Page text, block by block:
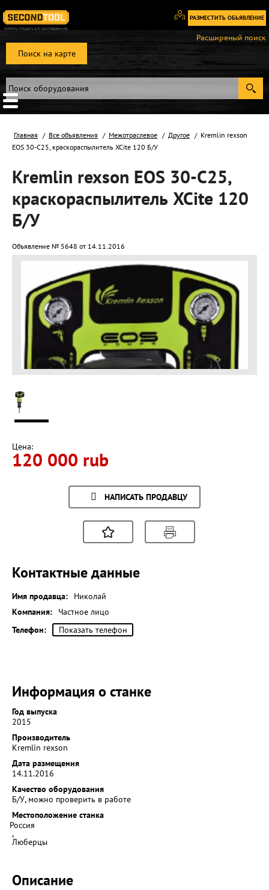
РАЗМЕСТИТЬ ОБЬЯВЛЕНИЕ
Вход
Регистрация
Поиск на карте
Расширеный поиск
Главная Все объявления Межотраслевое Другое
Kremlin rexson
EOS 30-C25, краскораспылитель XCite 120 Б/У
Kremlin rexson EOS 30-C25,
краскораспылитель XCite 120
Б/У
Объявление № 5648 от 14.11.2016
Цена:
120 000 rub
НАПИСАТЬ ПРОДАВЦУ
Контактные данные
Имя продавца:
Николай
Компания:
Частное лицо
Телефон:
Показать телефон
Информация о станке
Год выпуска
2015
Производитель
Kremlin rexson
Дата размещения
14.11.2016
Качество оборудования
Б/У, можно проверить в работе
Местоположение станка
Россия
,
Люберцы
Описание